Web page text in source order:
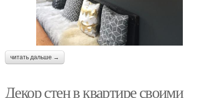
читать дальше →
Декор стен в квартире своими